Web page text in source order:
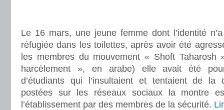
Le 16 mars, une jeune femme dont l’identité
réfugiée dans les toilettes, après avoir été
les membres du mouvement « Shoft Taharosh
harcèlement », en arabe) elle avait été
d’étudiants qui l’insultaient et tentaient de la
postées sur les réseaux sociaux la montre
l’établissement par des membres de la sécurité.